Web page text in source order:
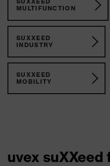
MULTIFUNCTION
SUXXEED
INDUSTRY
SUXXEED
MOBILITY
uvex suXXeed